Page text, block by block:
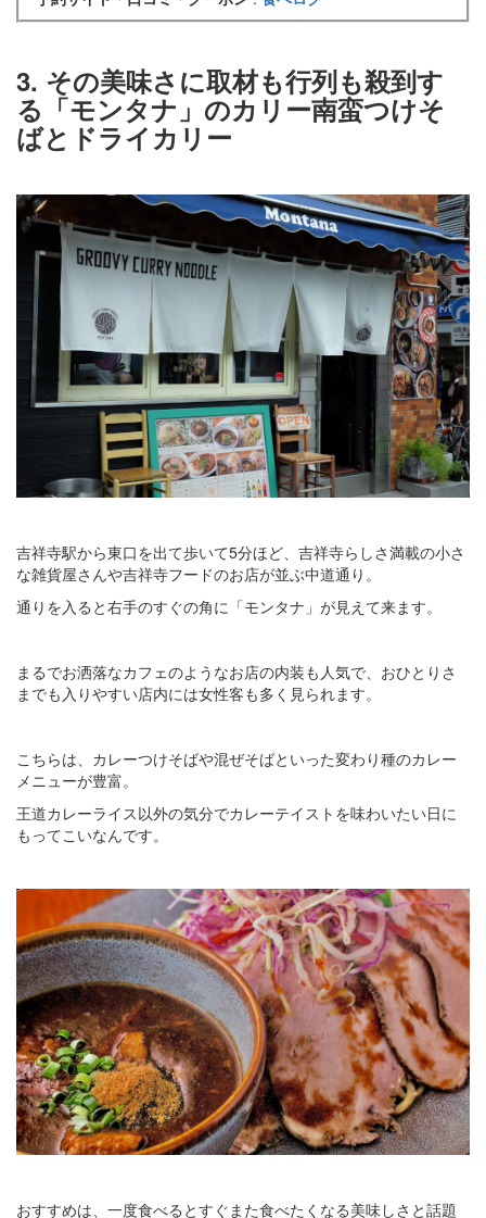
3. その美味さに取材も行列も殺到す
る「モンタナ」のカリー南蛮つけそ
ばとドライカリー
吉祥寺駅から東口を出て歩いて5分ほど、吉祥寺らしさ満載の小さ
な雑貨屋さんや吉祥寺フードのお店が並ぶ中道通り。
通りを入ると右手のすぐの角に「モンタナ」が見えて来ます。
まるでお洒落なカフェのようなお店の内装も人気で、おひとりさ
までも入りやすい店内には女性客も多く見られます。
こちらは、カレーつけそばや混ぜそばといった変わり種のカレー
メニューが豊富。
王道カレーライス以外の気分でカレーテイストを味わいたい日に
もってこいなんです。
おすすめは、一度食べるとすぐまた食べたくなる美味しさと話題